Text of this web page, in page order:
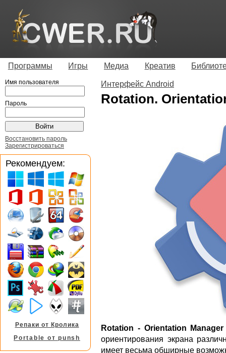
Программы Игры Медиа Креатив
Интерфейс Android
Rotation.
Rotation - Orientation Manager
ориентирования экрана
имеет весьма обширные
Имя пользователя
Пароль
Восстановить пароль
Зарегистрироваться
Рекомендуем:
Репаки от Кролика
Portable от punsh